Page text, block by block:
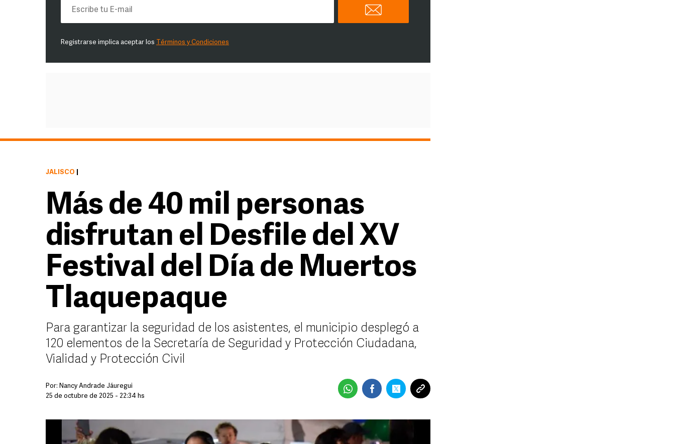
Registrarse implica aceptar los Términos y Condiciones
JALISCO
Más de 40 mil personas
disfrutan el Desfile del XV
Festival del Día de Muertos
Tlaquepaque
Para garantizar la seguridad de los asistentes, el municipio desplegó a
120 elementos de la Secretaría de Seguridad y Protección Ciudadana,
Vialidad y Protección Civil
Por: Nancy Andrade Jáuregui
25 de octubre de 2025 - 22:34 hs